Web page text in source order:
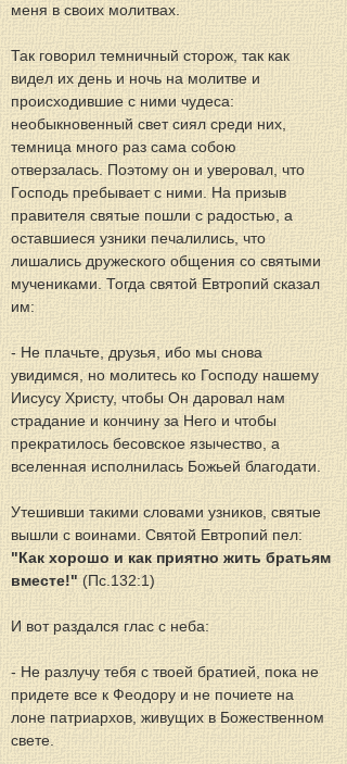
меня в своих молитвах.
Так говорил темничный сторож, так как
видел их день и ночь на молитве и
происходившие с ними чудеса:
необыкновенный свет сиял среди них,
темница много раз сама собою
отверзалась. Поэтому он и уверовал, что
Господь пребывает с ними. На призыв
правителя святые пошли с радостью, а
оставшиеся узники печалились, что
лишались дружеского общения со святыми
мучениками. Тогда святой Евтропий сказал
им:
- Не плачьте, друзья, ибо мы снова
увидимся, но молитесь ко Господу нашему
Иисусу Христу, чтобы Он даровал нам
страдание и кончину за Него и чтобы
прекратилось бесовское язычество, а
вселенная исполнилась Божьей благодати.
Утешивши такими словами узников, святые
вышли с воинами. Святой Евтропий пел:
"Как хорошо и как приятно жить братьям
вместе!" (Пс.132:1)
И вот раздался глас с неба:
- Не разлучу тебя с твоей братией, пока не
придете все к Феодору и не почиете на
лоне патриархов, живущих в Божественном
свете.